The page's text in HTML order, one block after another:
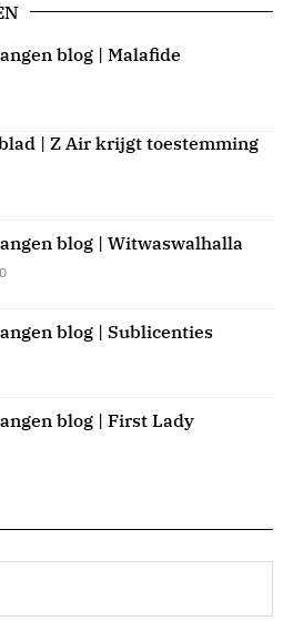
blog | Malafide
| Z Air krijgt toestemming
blog | Witwaswalhalla
blog | Sublicenties
blog | First Lady